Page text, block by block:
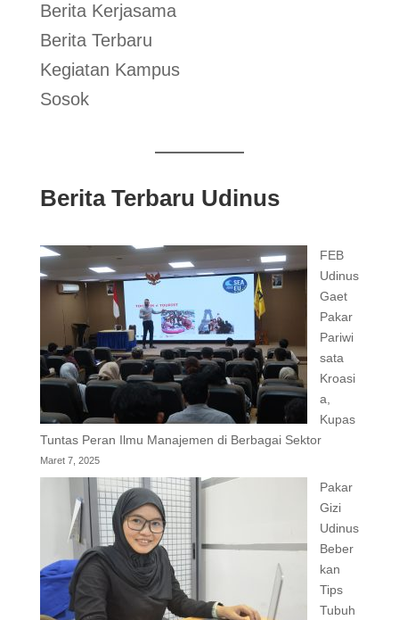
Berita Kerjasama
Berita Terbaru
Kegiatan Kampus
Sosok
Berita Terbaru Udinus
FEB
Udinus
Gaet
Pakar
Pariwi
sata
Kroasi
a,
Kupas
Tuntas Peran Ilmu Manajemen di Berbagai Sektor
Maret 7, 2025
Pakar
Gizi
Udinus
Beber
kan
Tips
Tubuh